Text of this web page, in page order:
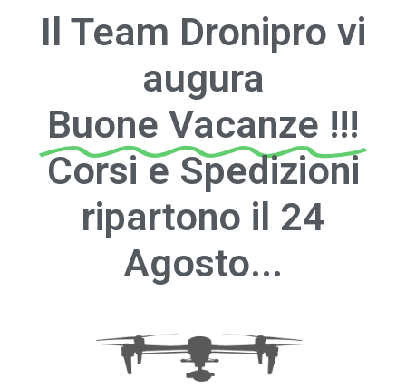
Il Team Dronipro vi
augura
Buone Vacanze !!!
Corsi e Spedizioni
ripartono il 24
Agosto...